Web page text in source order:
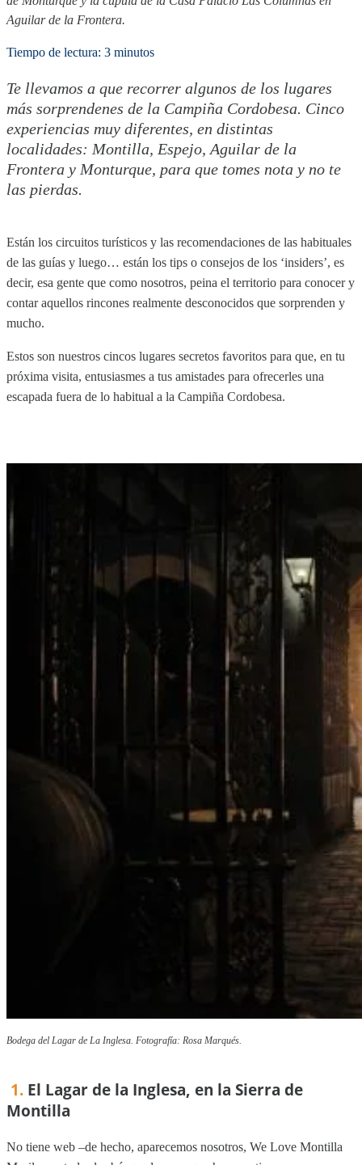
Aguilar de la Frontera.
Tiempo de lectura: 3 minutos
Te llevamos a que recorrer algunos de los lugares
más sorprendenes de la Campiña Cordobesa. Cinco
experiencias muy diferentes, en distintas
localidades: Montilla, Espejo, Aguilar de la
Frontera y Monturque, para que tomes nota y no te
las pierdas.
Están los circuitos turísticos y las recomendaciones de las habituales
de las guías y luego… están los tips o consejos de los ‘insiders’, es
decir, esa gente que como nosotros, peina el territorio para conocer y
contar aquellos rincones realmente desconocidos que sorprenden y
mucho.
Estos son nuestros cincos lugares secretos favoritos para que, en tu
próxima visita, entusiasmes a tus amistades para ofrecerles una
escapada fuera de lo habitual a la Campiña Cordobesa.
Bodega del Lagar de La Inglesa. Fotografía: Rosa Marqués.
1. El Lagar de la Inglesa, en la Sierra de
Montilla
No tiene web –de hecho, aparecemos nosotros, We Love Montilla